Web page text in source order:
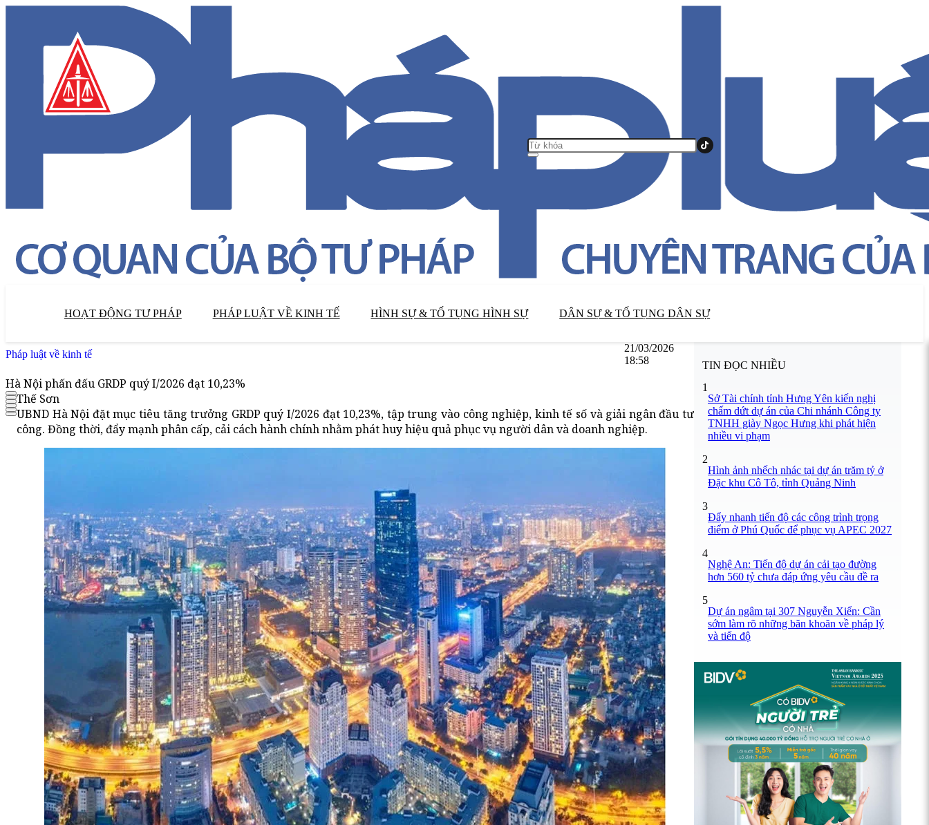
HOẠT ĐỘNG TƯ PHÁP PHÁP LUẬT VỀ KINH TẾ HÌNH SỰ & TỐ TỤNG HÌNH SỰ DÂN SỰ & TỐ TỤNG DÂN SỰ
Pháp luật về kinh tế
21/03/2026
18:58
Hà Nội phấn đấu GRDP quý I/2026 đạt 10,23%
Thế Sơn
UBND Hà Nội đặt mục tiêu tăng trưởng GRDP quý I/2026 đạt 10,23%, tập trung vào công nghiệp, kinh tế số và giải ngân đầu tư
công. Đồng thời, đẩy mạnh phân cấp, cải cách hành chính nhằm phát huy hiệu quả phục vụ người dân và doanh nghiệp.
TIN ĐỌC NHIỀU
1
Sở Tài chính tỉnh Hưng Yên kiến nghị
chấm dứt dự án của Chi nhánh Công ty
TNHH giày Ngọc Hưng khi phát hiện
nhiều vi phạm
2
Hình ảnh nhếch nhác tại dự án trăm tỷ ở
Đặc khu Cô Tô, tỉnh Quảng Ninh
3
Đẩy nhanh tiến độ các công trình trọng
điểm ở Phú Quốc để phục vụ APEC 2027
4
Nghệ An: Tiến độ dự án cải tạo đường
hơn 560 tỷ chưa đáp ứng yêu cầu đề ra
5
Dự án ngâm tại 307 Nguyễn Xiển: Cần
sớm làm rõ những băn khoăn về pháp lý
và tiến độ